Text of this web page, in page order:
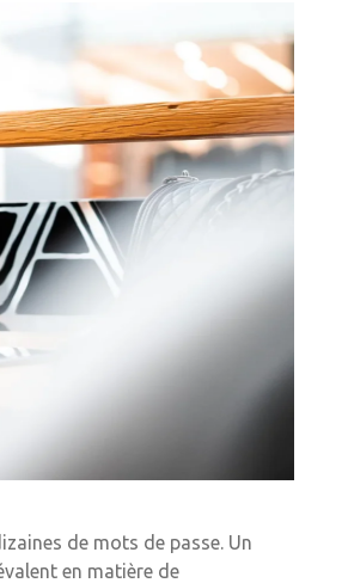
de mots de passe. Un
en matière de